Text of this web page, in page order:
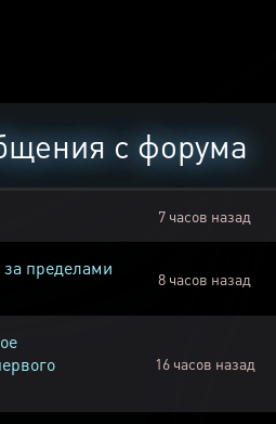
с форума
7 часов назад
пределами
8 часов назад
16 часов назад